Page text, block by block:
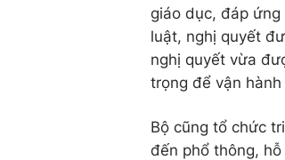
giáo dục, đáp
luật, nghị quyết
nghị quyết vừa
trọng để vận
Bộ cũng tổ chức
đến phổ thông,